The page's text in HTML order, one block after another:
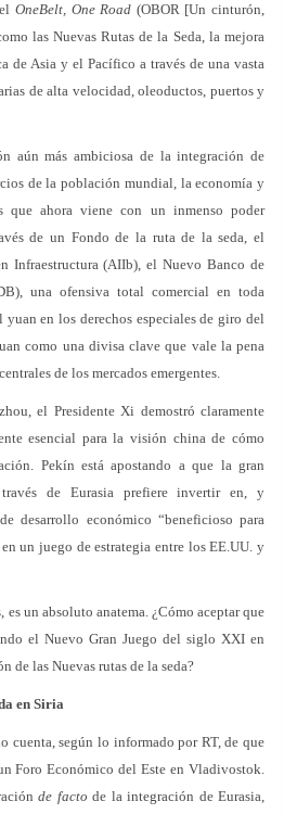
OneBelt, One Road (OBOR [Un cinturón,
las Nuevas Rutas de la Seda, la mejora
de Asia y el Pacífico a través de una vasta
de alta velocidad, oleoductos, puertos y
aún más ambiciosa de la integración de
de la población mundial, la economía y
que ahora viene con un inmenso poder
de un Fondo de la ruta de la seda, el
Infraestructura (AIIb), el Nuevo Banco de
una ofensiva total comercial en toda
en los derechos especiales de giro del
como una divisa clave que vale la pena
de los mercados emergentes.
el Presidente Xi demostró claramente
esencial para la visión china de cómo
Pekín está apostando a que la gran
de Eurasia prefiere invertir en, y
desarrollo económico “beneficioso para
un juego de estrategia entre los EE.UU. y
un absoluto anatema. ¿Cómo aceptar que
el Nuevo Gran Juego del siglo XXI en
de las Nuevas rutas de la seda?
en Siria
cuenta, según lo informado por RT, de que
Foro Económico del Este en Vladivostok.
de facto de la integración de Eurasia,